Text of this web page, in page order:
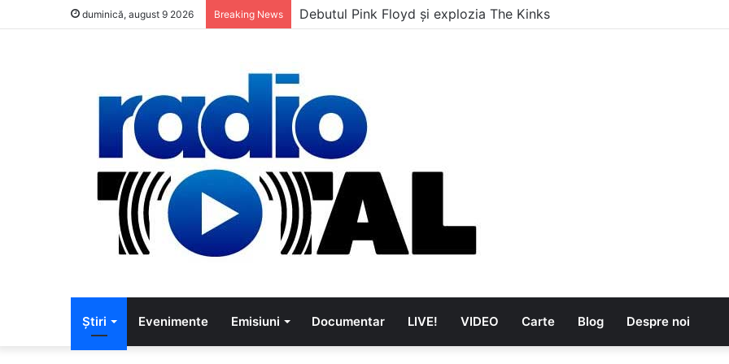
duminică, august 9 2026 Breaking News 5 muzicieni care au dus muzica tradițională românească la un alt nivel
Știri Evenimente Emisiuni Documentar LIVE! VIDEO Carte Blog Despre noi